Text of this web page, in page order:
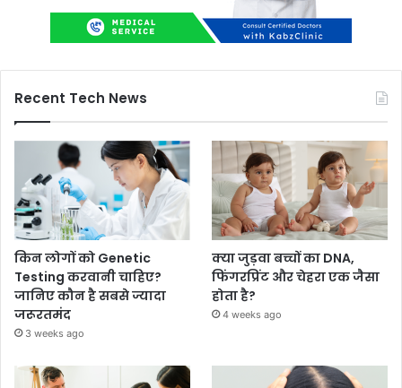
Recent Tech News
किन लोगों को Genetic
Testing करवानी चाहिए?
जानिए कौन है सबसे ज्यादा
जरूरतमंद
3 weeks ago
क्या जुड़वा बच्चों का DNA,
फिंगरप्रिंट और चेहरा एक जैसा
होता है?
4 weeks ago